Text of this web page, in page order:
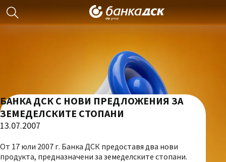
БАНКА ДСК С НОВИ ПРЕДЛОЖЕНИЯ ЗА
ЗЕМЕДЕЛСКИТЕ СТОПАНИ
13.07.2007
От 17 юли 2007 г. Банка ДСК предоставя два нови
продукта, предназначени за земеделските стопани.